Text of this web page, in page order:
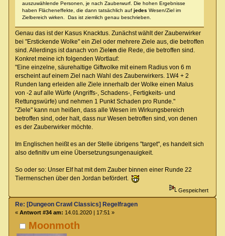
auszuwählende Personen, je nach Zauberwurf. Die hohen Ergebnisse
haben Flächeneffekte, die dann tatsächlich auf jedes Wesen/Ziel im
Zielbereich wirken. Das ist ziemlich genau beschrieben.
Genau das ist der Kasus Knacktus. Zunächst wählt der Zauberwirker
bei "Erstickende Wolke" ein Ziel oder mehrere Ziele aus, die betroffen
sind. Allerdings ist danach von Ziel endie Rede, die betroffen sind.
Konkret meine ich folgenden Wortlauf:
"Eine einzelne, säurehaltige Giftwolke mit einem Radius von 6 m
erscheint auf einem Ziel nach Wahl des Zauberwirkers. 1W4 + 2
Runden lang erleiden alle Ziele innerhalb der Wolke einen Malus
von -2 auf alle Würfe (Angriffs-, Schadens-, Fertigkeits- und
Rettungswürfe) und nehmen 1 Punkt Schaden pro Runde."
"Ziele" kann nun heißen, dass alle Wesen im Wirkungsbereich
betroffen sind, oder halt, dass nur Wesen betroffen sind, von denen
es der Zauberwirker möchte.
Im Englischen heißt es an der Stelle übrigens "target", es handelt sich
also definitiv um eine Übersetzungsungenauigkeit.
So oder so: Unser Elf hat mit dem Zauber binnen einer Runde 22
Tiermenschen über den Jordan befördert.
Gespeichert
Moonmoth
Re: [Dungeon Crawl Classics] Regelfragen
« Antwort #34 am: 14.01.2020 | 17:51 »